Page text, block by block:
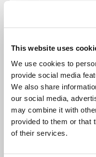
This website uses
We use cookies to
provide social media
We also share
our social media,
may combine it with
provided to them or that
of their services.
zapewniającą
aktualnych potrzeb
Dodatkowo autorskie
wiodących platform
Allegro, Amazon,
eBay
i do minimum skrócić
commercez
Dynamics 365
podejść do